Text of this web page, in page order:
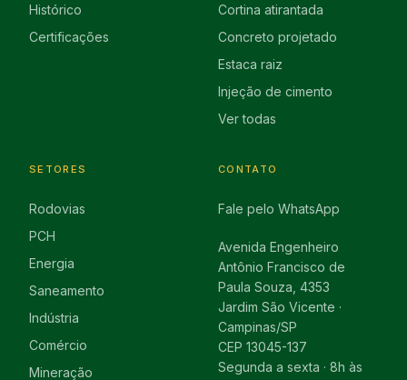
Histórico
Certificações
Cortina atirantada
Concreto projetado
Estaca raiz
Injeção de cimento
Ver todas
SETORES
Rodovias
PCH
Energia
Saneamento
Indústria
Comércio
Mineração
CONTATO
Fale pelo WhatsApp
Avenida Engenheiro
Antônio Francisco de
Paula Souza, 4353
Jardim São Vicente ·
Campinas/SP
CEP 13045-137
Segunda a sexta · 8h às